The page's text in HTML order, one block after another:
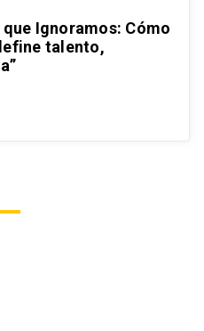
Ignoramos: Cómo
talento,